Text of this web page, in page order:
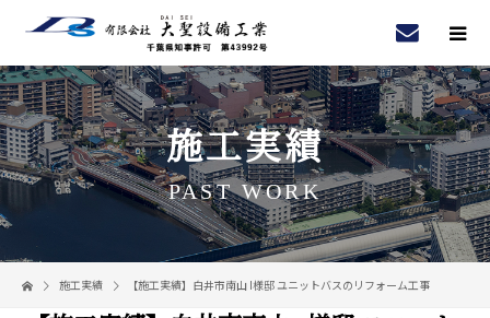
施工実績
PAST WORK
施工実績 【施工実績】白井市南山 I様邸 ユニットバスのリフォーム工事